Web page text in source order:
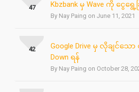
Kbzbank မှ Wave ကို ငွေရွေ့ခ
By Nay Paing on June 11, 2021
47
Google Drive မှ လိုချင်သော
Down ရန်
By Nay Paing on October 28,
42